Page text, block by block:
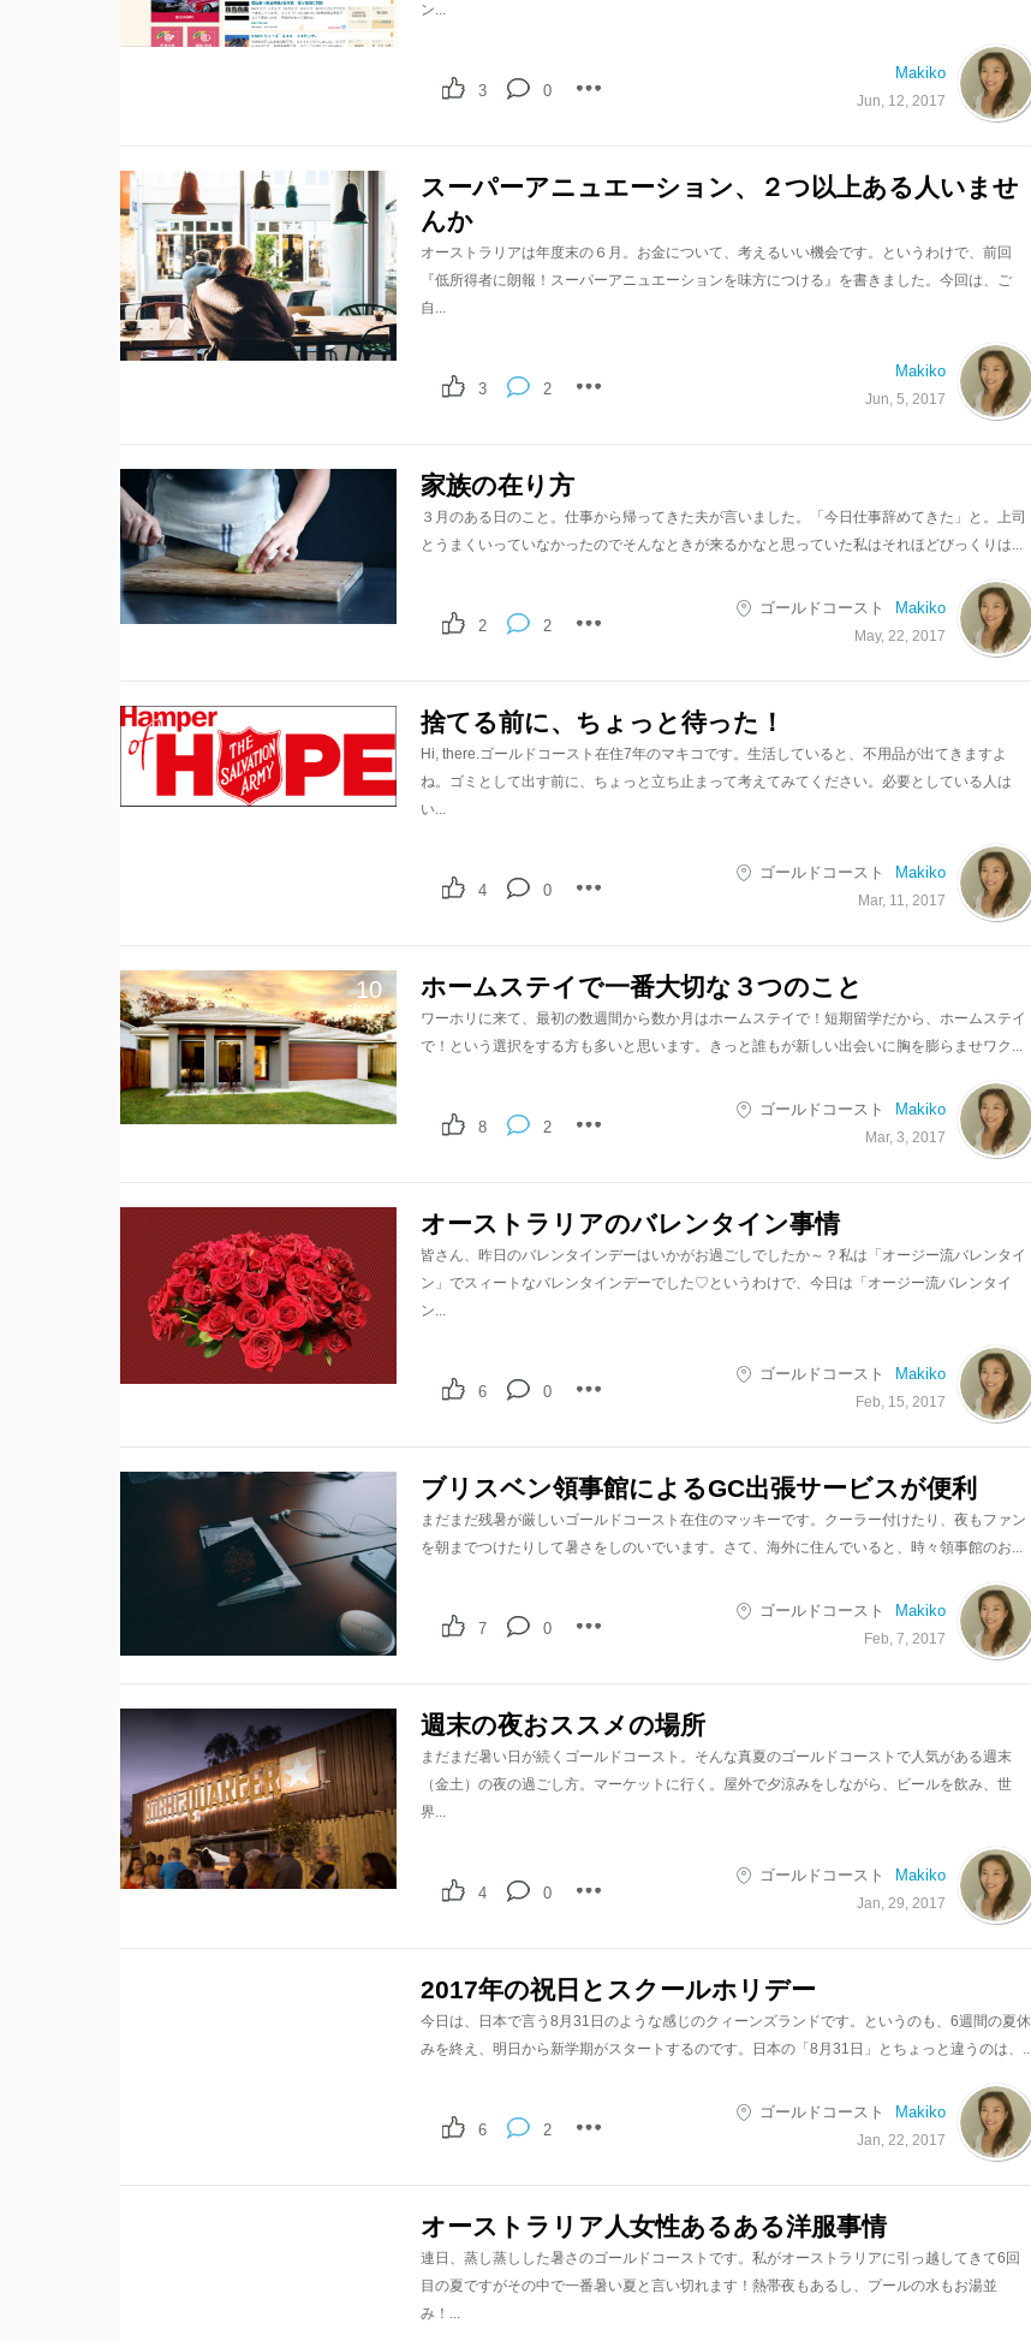
ン...
Makiko
Jun, 12, 2017
0
3
スーパーアニュエーション、２つ以上ある人いませ
んか
オーストラリアは年度末の６月。お金について、考えるいい機会です。というわけで、前回
『低所得者に朗報！スーパーアニュエーションを味方につける』を書きました。今回は、ご
自...
Makiko
Jun, 5, 2017
2
3
家族の在り方
３月のある日のこと。仕事から帰ってきた夫が言いました。「今日仕事辞めてきた」と。上司
とうまくいっていなかったのでそんなときが来るかなと思っていた私はそれほどびっくりは...
ゴールドコースト Makiko
May, 22, 2017
2
2
捨てる前に、ちょっと待った！
Hi, there.ゴールドコースト在住7年のマキコです。生活していると、不用品が出てきますよ
ね。ゴミとして出す前に、ちょっと立ち止まって考えてみてください。必要としている人は
い...
ゴールドコースト Makiko
Mar, 11, 2017
0
4
ホームステイで一番大切な３つのこと
ワーホリに来て、最初の数週間から数か月はホームステイで！短期留学だから、ホームステイ
で！という選択をする方も多いと思います。きっと誰もが新しい出会いに胸を膨らませワク...
ゴールドコースト Makiko
Mar, 3, 2017
2
8
10
shares
オーストラリアのバレンタイン事情
皆さん、昨日のバレンタインデーはいかがお過ごしでしたか～？私は「オージー流バレンタイ
ン」でスィートなバレンタインデーでした♡というわけで、今日は「オージー流バレンタイ
ン...
ゴールドコースト Makiko
Feb, 15, 2017
0
6
ブリスベン領事館によるGC出張サービスが便利
まだまだ残暑が厳しいゴールドコースト在住のマッキーです。クーラー付けたり、夜もファン
を朝までつけたりして暑さをしのいでいます。さて、海外に住んでいると、時々領事館のお...
ゴールドコースト Makiko
Feb, 7, 2017
0
7
週末の夜おススメの場所
まだまだ暑い日が続くゴールドコースト。そんな真夏のゴールドコーストで人気がある週末
（金土）の夜の過ごし方。マーケットに行く。屋外で夕涼みをしながら、ビールを飲み、世
界...
ゴールドコースト Makiko
Jan, 29, 2017
0
4
2017年の祝日とスクールホリデー
今日は、日本で言う8月31日のような感じのクィーンズランドです。というのも、6週間の夏休
みを終え、明日から新学期がスタートするのです。日本の「8月31日」とちょっと違うのは、...
ゴールドコースト Makiko
Jan, 22, 2017
2
6
オーストラリア人女性あるある洋服事情
連日、蒸し蒸しした暑さのゴールドコーストです。私がオーストラリアに引っ越してきて6回
目の夏ですがその中で一番暑い夏と言い切れます！熱帯夜もあるし、プールの水もお湯並
み！...